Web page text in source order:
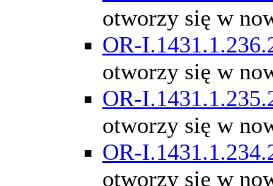
otworzy się w
OR-
otworzy się w
OR-
otworzy się w
OR-
otworzy się w